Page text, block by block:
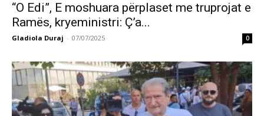
“O Edi”, E moshuara përplaset me truprojat e
Ramës, kryeministri: Ç’a...
Gladiola Duraj - 07/07/2025 0